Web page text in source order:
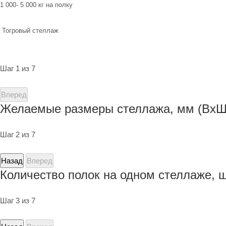
1 000- 5 000 кг на полку
Тогровый стеллаж
Шаг 1 из 7
Вперед
Желаемые размеры стеллажа, мм
Шаг 2 из 7
Назад Вперед
Количество полок на одном стеллаже,
Шаг 3 из 7